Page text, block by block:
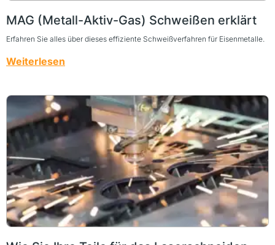
MAG (Metall-Aktiv-Gas) Schweißen erklärt
Erfahren Sie alles über dieses effiziente Schweißverfahren für Eisenmetalle.
Weiterlesen